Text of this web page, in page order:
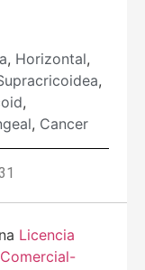
, Horizontal,
,
,
, Cancer
Licencia